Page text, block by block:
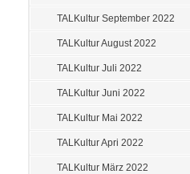
TALKultur September 2022
TALKultur August 2022
TALKultur Juli 2022
TALKultur Juni 2022
TALKultur Mai 2022
TALKultur Apri 2022
TALKultur März 2022